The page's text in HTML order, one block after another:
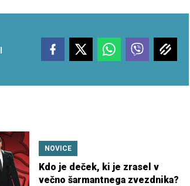
NOVICE
Kdo je deček, ki je zrasel v
večno šarmantnega zvezdnika?